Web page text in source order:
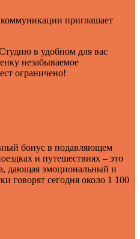
приглашает
в удобном для вас
незабываемое
ограничено!
бонус в подавляющем
и путешествиях – это
дающая эмоциональный и
говорят сегодня около 1 100